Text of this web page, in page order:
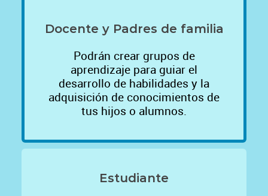
Docente y Padres de familia
Podrán crear grupos de
aprendizaje para guiar el
desarrollo de habilidades y la
adquisición de conocimientos de
tus hijos o alumnos.
Estudiante